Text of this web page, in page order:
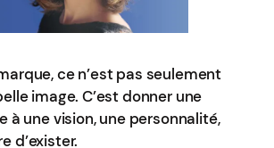
ce n’est pas seulement
image. C’est donner une
à une vision, une personnalité,
d’exister.